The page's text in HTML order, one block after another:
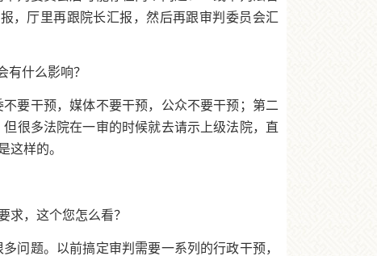
，厅里再跟院长汇报，然后再跟审判委员会汇
什么影响？
要干预，媒体不要干预，公众不要干预；第二
很多法院在一审的时候就去请示上级法院，直
这样的。
求，这个您怎么看？
问题。以前搞定审判需要一系列的行政干预，